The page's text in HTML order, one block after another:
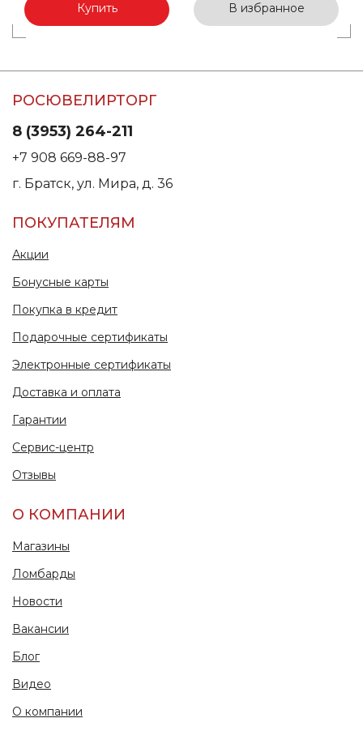
Купить В избранное
РОСЮВЕЛИРТОРГ
8 (3953) 264-211
+7 908 669-88-97
г. Братск, ул. Мира, д. 36
ПОКУПАТЕЛЯМ
Акции
Бонусные карты
Покупка в кредит
Подарочные сертификаты
Электронные сертификаты
Доставка и оплата
Гарантии
Сервис-центр
Отзывы
О КОМПАНИИ
Магазины
Ломбарды
Новости
Вакансии
Блог
Видео
О компании